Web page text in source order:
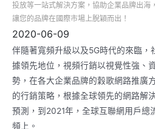
投放等一站式解決方案，協助企業品牌出海
讓您的品牌在國際市場上脫穎而出！
2020-06-09
伴隨著寬頻升級以及5G時代的來臨，
據領先地位，視頻行銷以視覺性強、
勢，在各大企業品牌的穀歌網路推廣
的行銷策略，根據全球領先的網路解
預測，到2021年，全球互聯網用戶總
頻上。